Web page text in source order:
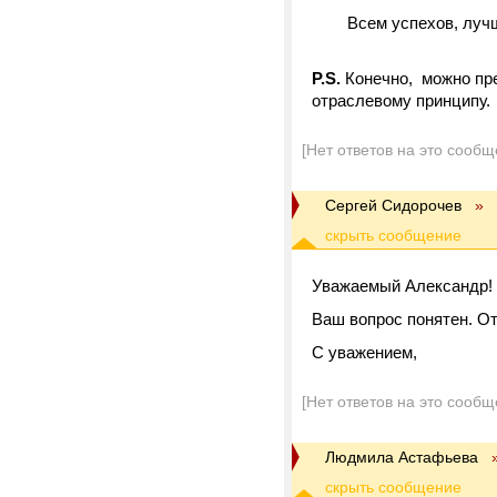
Всем успехов,
P.S. Конечно, можно
отраслевому принципу.
[Нет ответов на это
Сергей Сидорочев »
Уважаемый Александр!
Ваш вопрос понятен.
С уважением,
[Нет ответов на это
Людмила Астафьева